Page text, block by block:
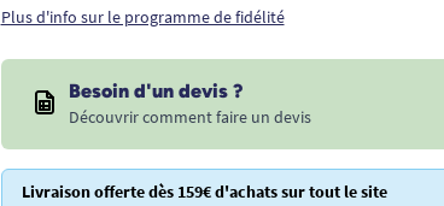
Plus d'info sur le programme de fidélité
Besoin d'un devis ?
Découvrir comment faire un devis
Livraison offerte dès 159€ d'achats sur tout le site